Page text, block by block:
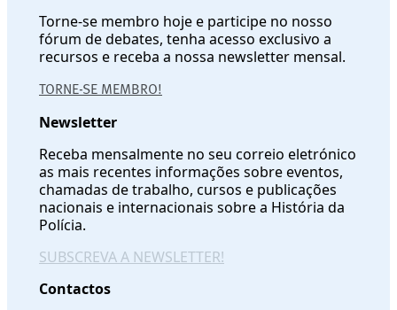
Torne-se membro hoje e participe no nosso
fórum de debates, tenha acesso exclusivo a
recursos e receba a nossa newsletter mensal.
TORNE-SE MEMBRO!
Newsletter
Receba mensalmente no seu correio eletrónico
as mais recentes informações sobre eventos,
chamadas de trabalho, cursos e publicações
nacionais e internacionais sobre a História da
Polícia.
SUBSCREVA A NEWSLETTER!
Contactos